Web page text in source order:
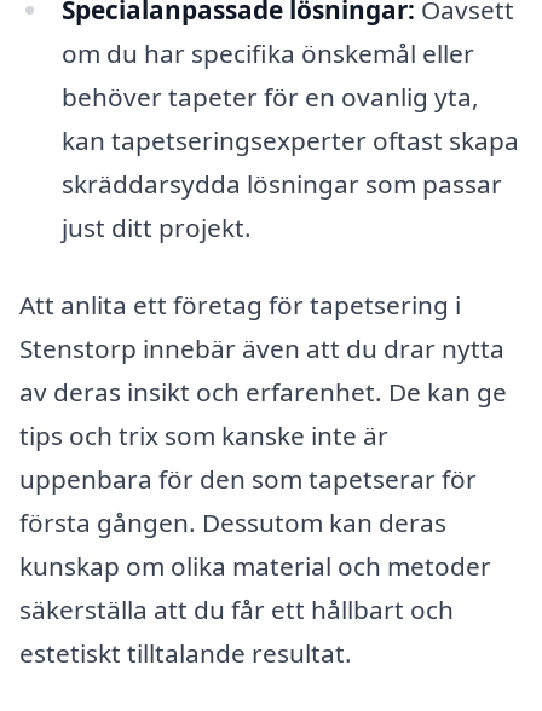
Specialanpassade lösningar: Oavsett
om du har specifika önskemål eller
behöver tapeter för en ovanlig yta,
kan tapetseringsexperter oftast skapa
skräddarsydda lösningar som passar
just ditt projekt.
Att anlita ett företag för tapetsering i
Stenstorp innebär även att du drar nytta
av deras insikt och erfarenhet. De kan ge
tips och trix som kanske inte är
uppenbara för den som tapetserar för
första gången. Dessutom kan deras
kunskap om olika material och metoder
säkerställa att du får ett hållbart och
estetiskt tilltalande resultat.